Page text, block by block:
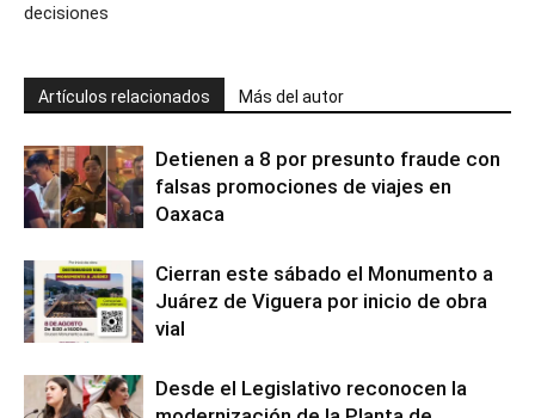
decisiones
Artículos relacionados Más del autor
Detienen a 8 por presunto fraude con
falsas promociones de viajes en
Oaxaca
Cierran este sábado el Monumento a
Juárez de Viguera por inicio de obra
vial
Desde el Legislativo reconocen la